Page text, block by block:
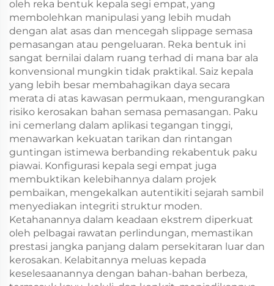
oleh reka bentuk kepala segi empat, yang
membolehkan manipulasi yang lebih mudah
dengan alat asas dan mencegah slippage semasa
pemasangan atau pengeluaran. Reka bentuk ini
sangat bernilai dalam ruang terhad di mana bar ala
konvensional mungkin tidak praktikal. Saiz kepala
yang lebih besar membahagikan daya secara
merata di atas kawasan permukaan, mengurangkan
risiko kerosakan bahan semasa pemasangan. Paku
ini cemerlang dalam aplikasi tegangan tinggi,
menawarkan kekuatan tarikan dan rintangan
guntingan istimewa berbanding rekabentuk paku
piawai. Konfigurasi kepala segi empat juga
membuktikan kelebihannya dalam projek
pembaikan, mengekalkan autentikiti sejarah sambil
menyediakan integriti struktur moden.
Ketahanannya dalam keadaan ekstrem diperkuat
oleh pelbagai rawatan perlindungan, memastikan
prestasi jangka panjang dalam persekitaran luar dan
kerosakan. Kelabitannya meluas kepada
keselesaanannya dengan bahan-bahan berbeza,